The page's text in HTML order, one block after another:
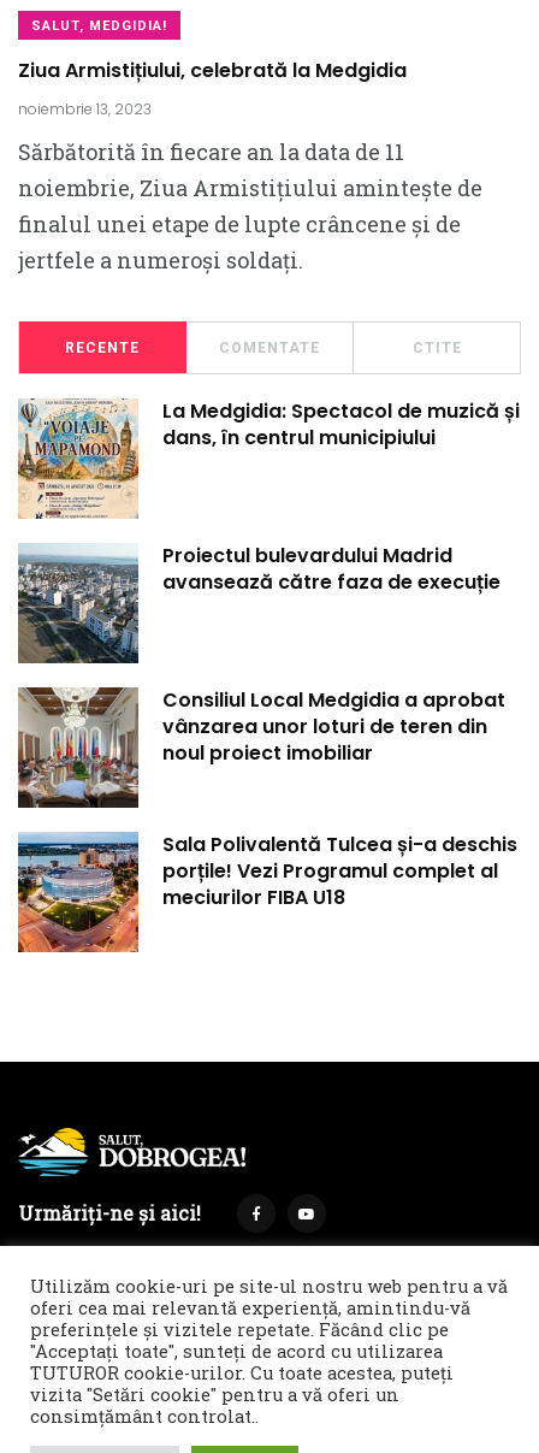
SALUT, MEDGIDIA!
Ziua Armistițiului, celebrată la Medgidia
noiembrie 13, 2023
Sărbătorită în fiecare an la data de 11
noiembrie, Ziua Armistițiului amintește de
finalul unei etape de lupte crâncene și de
jertfele a numeroși soldați.
RECENTE COMENTATE CTITE
La Medgidia: Spectacol de muzică și
dans, în centrul municipiului
Proiectul bulevardului Madrid
avansează către faza de execuție
Consiliul Local Medgidia a aprobat
vânzarea unor loturi de teren din
noul proiect imobiliar
Sala Polivalentă Tulcea și-a deschis
porțile! Vezi Programul complet al
meciurilor FIBA U18
Urmăriți-ne și aici!
Termeni și condiții
Politica de cookies & GDPR
Noi îți facem reclamă!
© 2021 Salut, Dobrogea! - Ziar de informare și atitudine || E-
Utilizăm cookie-uri pe site-ul nostru web pentru a vă
oferi cea mai relevantă experiență, amintindu-vă
preferințele și vizitele repetate. Făcând clic pe
"Acceptați toate", sunteți de acord cu utilizarea
TUTUROR cookie-urilor. Cu toate acestea, puteți
vizita "Setări cookie" pentru a vă oferi un
consimțământ controlat..